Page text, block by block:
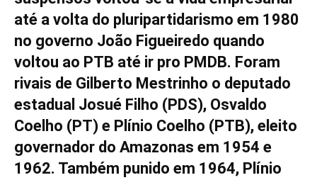
até a volta do pluripartidarismo em 1980
no governo João Figueiredo quando
voltou ao PTB até ir pro PMDB. Foram
rivais de Gilberto Mestrinho o deputado
estadual Josué Filho (PDS), Osvaldo
Coelho (PT) e Plínio Coelho (PTB), eleito
governador do Amazonas em 1954 e
1962. Também punido em 1964, Plínio